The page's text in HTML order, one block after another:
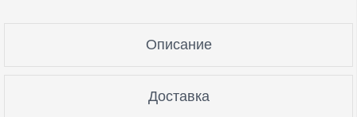
Описание
Доставка